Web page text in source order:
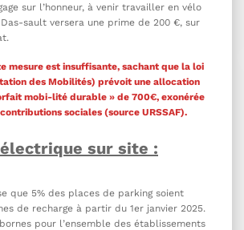
sur l’honneur, à venir travailler en vélo
sault versera une prime de 200 €, sur
mesure est insuffisante, sachant que la loi
des Mobilités) prévoit une allocation
mobi-lité durable » de 700€, exonérée
sociales (source URSSAF).
sur site :
que 5% des places de parking soient
de recharge à partir du 1er janvier 2025.
pour l’ensemble des établissements